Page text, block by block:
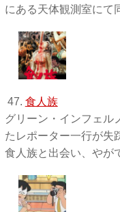
にある天体観測室にて
47. 食人族
グリーン・インフェル
たレポーター一行が失
食人族と出会い、やが